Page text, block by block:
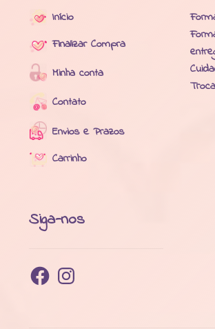
Início
Finalizar Compra
Minha conta
Contato
Envios e Prazos
Carrinho
Siga-nos
FacebookInstagram